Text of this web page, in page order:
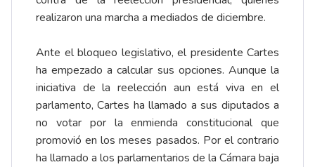
realizaron una marcha a mediados de diciembre.
Ante el bloqueo legislativo, el presidente Cartes
ha empezado a calcular sus opciones. Aunque la
iniciativa de la reelección aun está viva en el
parlamento, Cartes ha llamado a sus diputados a
no votar por la enmienda constitucional que
promovió en los meses pasados. Por el contrario
ha llamado a los parlamentarios de la Cámara baja